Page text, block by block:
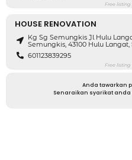
Free listing
HOUSE RENOVATION
Kg Sg Semungkis Jl Hulu
Semungkis, 43100 Hulu
601123839295
Free listing
Anda tawarkan
Senaraikan syarikat